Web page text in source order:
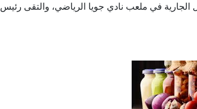
الجارية في ملعب نادي جويا الرياضي، والتقى رئيس